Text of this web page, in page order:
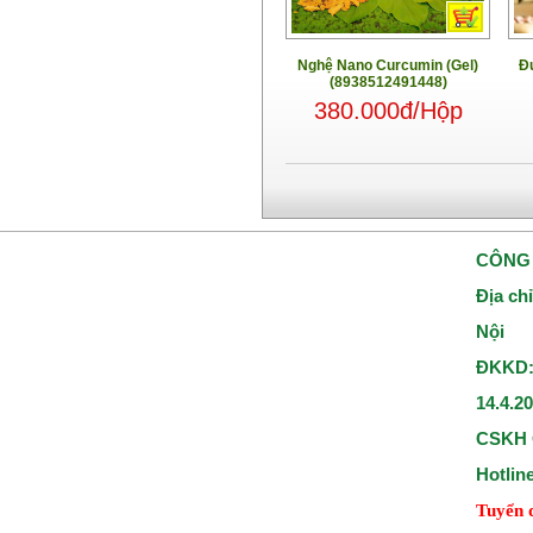
Nghệ Nano Curcumin (Gel)
(8938512491448)
380.000đ/Hộp
Địa
Nội
CSKH
Tuyển